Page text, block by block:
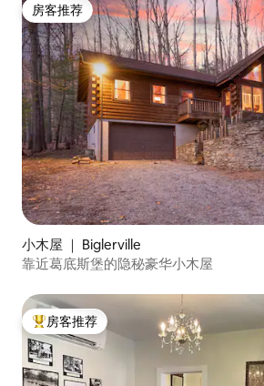
房客推荐
房客推荐
小木屋 ｜ Biglerville
靠近葛底斯堡的隐秘豪华小木屋
热门「房客推荐」
房客推荐